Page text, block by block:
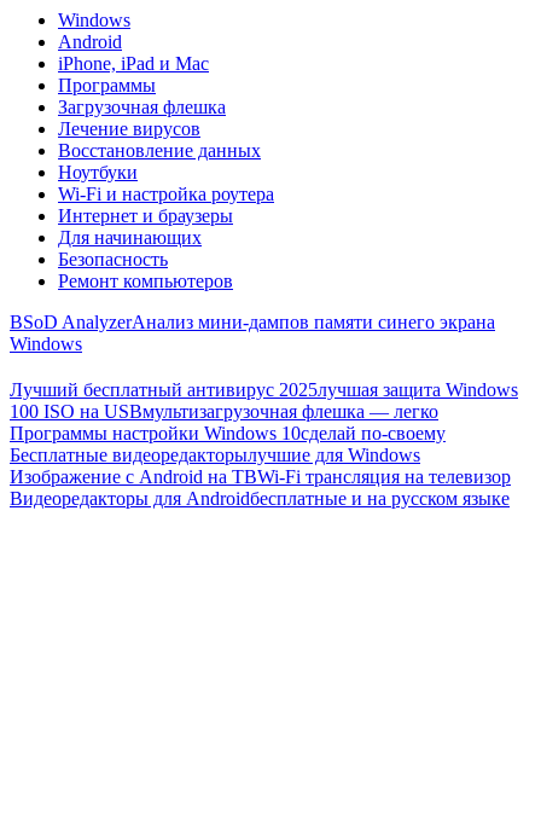
Windows
Android
iPhone, iPad и Mac
Программы
Загрузочная флешка
Лечение вирусов
Восстановление данных
Ноутбуки
Wi-Fi и настройка роутера
Интернет и браузеры
Для начинающих
Безопасность
Ремонт компьютеров
BSoD AnalyzerАнализ мини-дампов памяти синего экрана
Windows
Лучший бесплатный антивирус 2025лучшая защита Windows
100 ISO на USBмультизагрузочная флешка — легко
Программы настройки Windows 10сделай по-своему
Бесплатные видеоредакторылучшие для Windows
Изображение с Android на ТВWi-Fi трансляция на телевизор
Видеоредакторы для Androidбесплатные и на русском языке